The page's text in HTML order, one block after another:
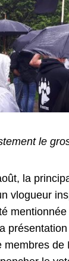
le
la
vlogueur
membres